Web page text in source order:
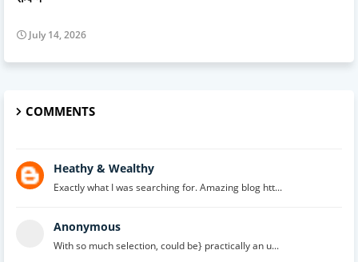
July 14, 2026
COMMENTS
Heathy & Wealthy
Exactly what I was searching for. Amazing blog htt...
Anonymous
With so much selection, could be} practically an u...